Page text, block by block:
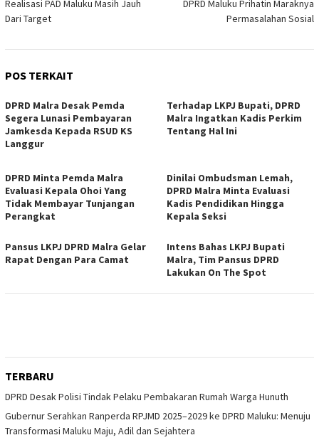
pos
Realisasi PAD Maluku Masih Jauh
Dari Target
DPRD Maluku Prihatin Maraknya
Permasalahan Sosial
POS TERKAIT
DPRD Malra Desak Pemda
Segera Lunasi Pembayaran
Jamkesda Kepada RSUD KS
Langgur
Terhadap LKPJ Bupati, DPRD
Malra Ingatkan Kadis Perkim
Tentang Hal Ini
DPRD Minta Pemda Malra
Evaluasi Kepala Ohoi Yang
Tidak Membayar Tunjangan
Perangkat
Dinilai Ombudsman Lemah,
DPRD Malra Minta Evaluasi
Kadis Pendidikan Hingga
Kepala Seksi
Pansus LKPJ DPRD Malra Gelar
Rapat Dengan Para Camat
Intens Bahas LKPJ Bupati
Malra, Tim Pansus DPRD
Lakukan On The Spot
TERBARU
DPRD Desak Polisi Tindak Pelaku Pembakaran Rumah Warga Hunuth
Gubernur Serahkan Ranperda RPJMD 2025–2029 ke DPRD Maluku: Menuju
Transformasi Maluku Maju, Adil dan Sejahtera